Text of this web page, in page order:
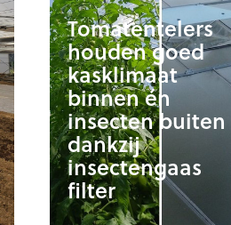
Tomatentelers
houden goed
kasklimaat
binnen én
insecten buiten
dankzij
insectengaas
filter